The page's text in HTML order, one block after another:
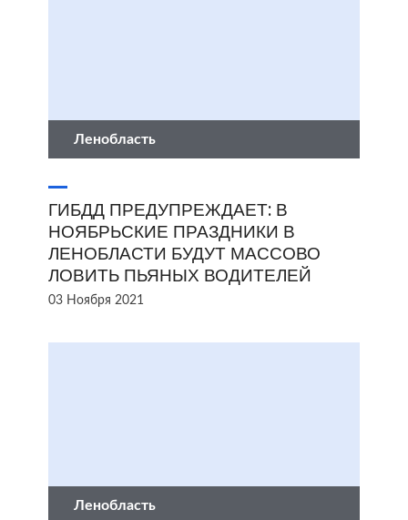
Ленобласть
ГИБДД ПРЕДУПРЕЖДАЕТ: В
НОЯБРЬСКИЕ ПРАЗДНИКИ В
ЛЕНОБЛАСТИ БУДУТ МАССОВО
ЛОВИТЬ ПЬЯНЫХ ВОДИТЕЛЕЙ
03 Ноября 2021
Ленобласть